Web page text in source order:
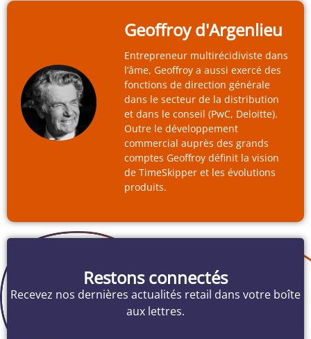
Geoffroy d'Argenlieu
Entrepreneur multirécidiviste dans
l’âme, Geoffroy a aussi exercé des
fonctions de direction générale
dans le secteur de la distribution
et dans le conseil (PwC, Deloitte).
Outre le développement
commercial auprès des grands
comptes Geoffroy définit la vision
de TimeSkipper et les évolutions
produits.
Restons connectés
Recevez nos dernières actualités retail dans votre boîte
aux lettres.